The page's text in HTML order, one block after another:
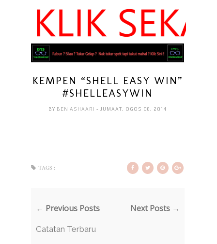
KEMPEN “SHELL EASY WIN”
#SHELLEASYWIN
BY BEN ASHAARI - JUMAAT, OGOS 08, 2014
TAGS :
← Previous Posts
Catatan Terbaru
Next Posts →